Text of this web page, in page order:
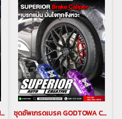
Godzilla Galactic Roof Gen II หลังคาดาวสำหรับ อัลพาร์ด เวลไฟร์ ALPHARD/VELLFIRE 20 รุ่นปี 2008-2014 , ALPHARD/VELLFIRE 30 รุ่นปี 2015-2023(copy)(copy) ชุดอัพเกรดเบรค GODTOWA CALIPER BREAK คาลิปเปอร์เบรก ดิสเบรค GODTOWA สำหรับรถยนต์ ALPHARD / VELLFIRE 30 รุ่นปี 2015-2022(copy)(copy)